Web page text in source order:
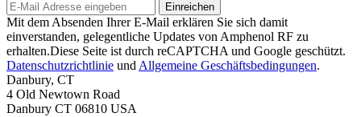
Einreichen
Mit dem Absenden Ihrer E-Mail erklären Sie sich damit
einverstanden, gelegentliche Updates von Amphenol RF zu
erhalten.Diese Seite ist durch reCAPTCHA und Google geschützt.
Datenschutzrichtlinie und Allgemeine Geschäftsbedingungen.
Danbury, CT
4 Old Newtown Road
Danbury CT 06810 USA